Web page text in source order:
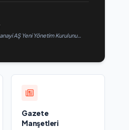
AŞ Yeni Yönetim Kurulunu
Gazete
Manşetleri